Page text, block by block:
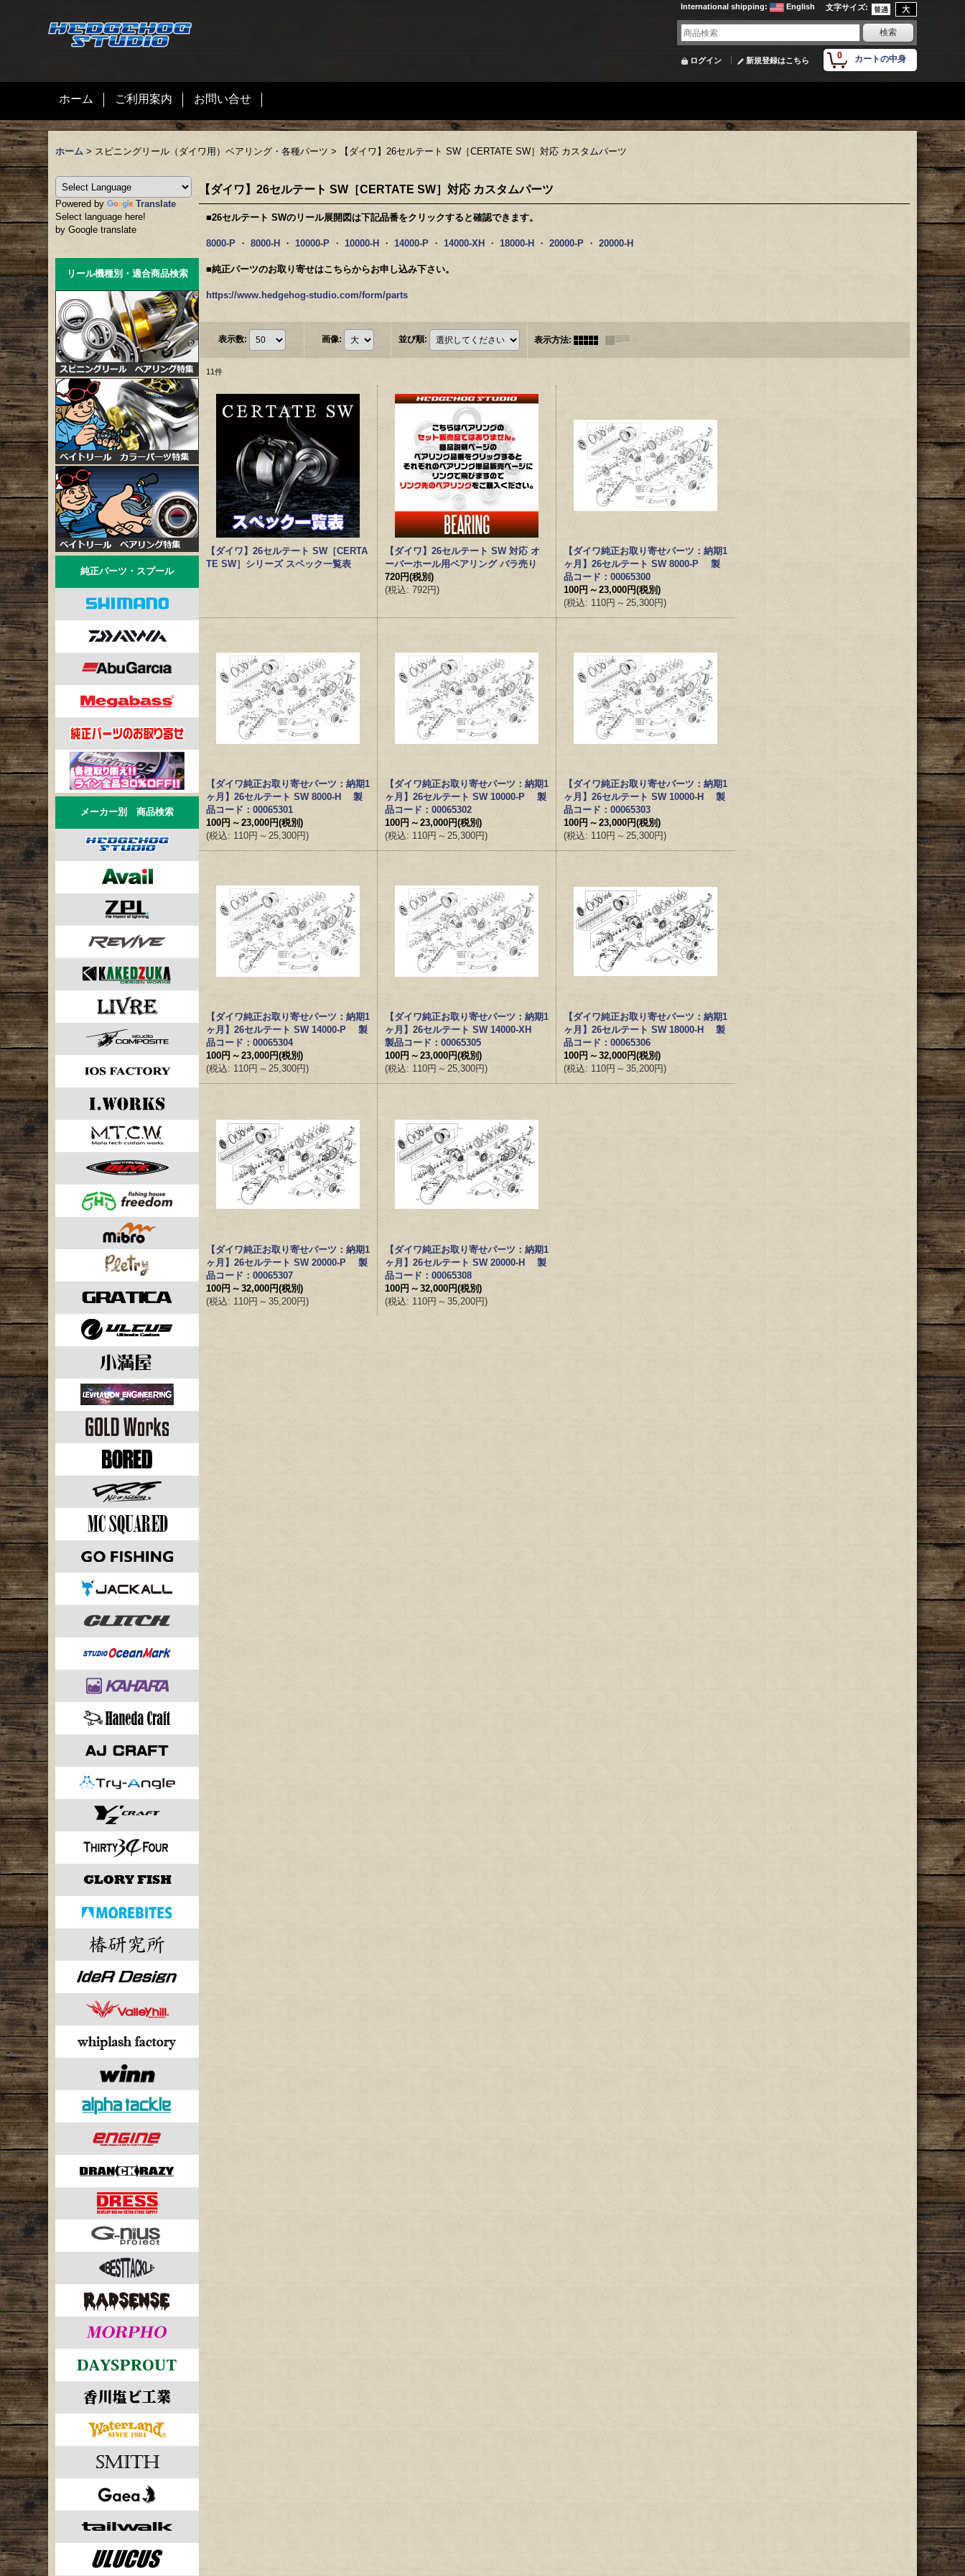
文字サイズ:
International shipping: English
0 カートの中身
ログイン 新規登録はこちら
ホーム ご利用案内 お問い合せ
ホーム > スピニングリール（ダイワ用）ベアリング・各種パーツ > 【ダイワ】26セルテート SW［CERTATE SW］対応 カスタムパーツ
Powered by
Translate
Select language here!
by Google translate
リール機種別・適合商品検索
純正パーツ・スプール
メーカー別 商品検索
【ダイワ】26セルテート SW［CERTATE SW］対応 カスタムパーツ
■26セルテート SWのリール展開図は下記品番をクリックすると確認できます。
8000-P ・8000-H ・10000-P ・10000-H ・14000-P ・14000-XH ・18000-H ・20000-P ・20000-H
■純正パーツのお取り寄せはこちらからお申し込み下さい。
https://www.hedgehog-studio.com/form/parts
表示数: 画像: 並び順: 表示方法:
11件
【ダイワ】26セルテート SW［CERTA
TE SW］シリーズ スペック一覧表
【ダイワ】26セルテート SW 対応 オ
ーバーホール用ベアリング バラ売り
720円(税別)
(税込: 792円)
【ダイワ純正お取り寄せパーツ：納期1
ヶ月】26セルテート SW 8000-P 製
品コード：00065300
100円 ～ 23,000円(税別)
(税込: 110円 ～ 25,300円)
【ダイワ純正お取り寄せパーツ：納期1
ヶ月】26セルテート SW 8000-H 製
品コード：00065301
100円 ～ 23,000円(税別)
(税込: 110円 ～ 25,300円)
【ダイワ純正お取り寄せパーツ：納期1
ヶ月】26セルテート SW 10000-P 製
品コード：00065302
100円 ～ 23,000円(税別)
(税込: 110円 ～ 25,300円)
【ダイワ純正お取り寄せパーツ：納期1
ヶ月】26セルテート SW 10000-H 製
品コード：00065303
100円 ～ 23,000円(税別)
(税込: 110円 ～ 25,300円)
【ダイワ純正お取り寄せパーツ：納期1
ヶ月】26セルテート SW 14000-P 製
品コード：00065304
100円 ～ 23,000円(税別)
(税込: 110円 ～ 25,300円)
【ダイワ純正お取り寄せパーツ：納期1
ヶ月】26セルテート SW 14000-XH
製品コード：00065305
100円 ～ 23,000円(税別)
(税込: 110円 ～ 25,300円)
【ダイワ純正お取り寄せパーツ：納期1
ヶ月】26セルテート SW 18000-H 製
品コード：00065306
100円 ～ 32,000円(税別)
(税込: 110円 ～ 35,200円)
【ダイワ純正お取り寄せパーツ：納期1
ヶ月】26セルテート SW 20000-P 製
品コード：00065307
100円 ～ 32,000円(税別)
(税込: 110円 ～ 35,200円)
【ダイワ純正お取り寄せパーツ：納期1
ヶ月】26セルテート SW 20000-H 製
品コード：00065308
100円 ～ 32,000円(税別)
(税込: 110円 ～ 35,200円)